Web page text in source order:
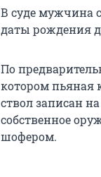
В суде мужчина
даты рождения
По
котором пьяная
ствол записан
собственное
шофером.